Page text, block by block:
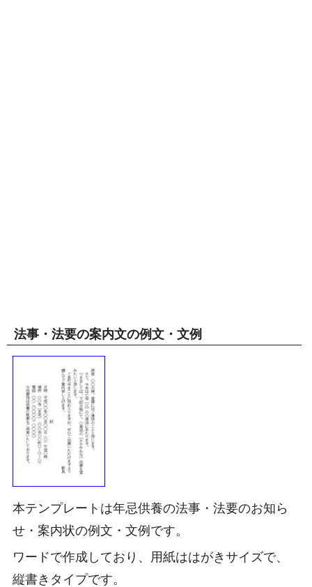
法事・法要の案内文の例文・文例
本テンプレートは年忌供養の法事・法要のお知ら
せ・案内状の例文・文例です。
ワードで作成しており、用紙ははがきサイズで、
縦書きタイプです。